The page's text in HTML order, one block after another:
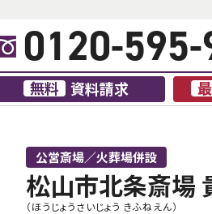
0120-
無料 資料請求
公営斎場／火葬場併設
松山市北条斎場
（ほうじょうさいじょう きふねえん）